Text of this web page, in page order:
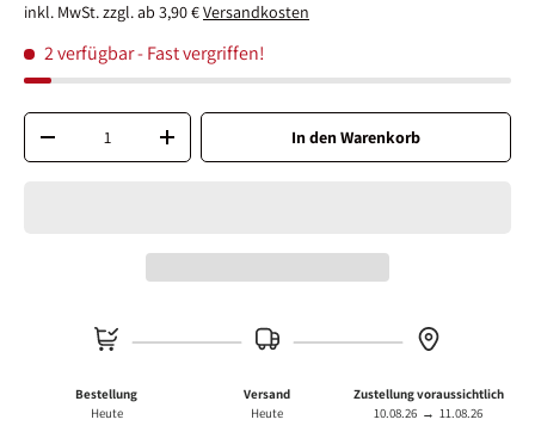
inkl. MwSt. zzgl. ab 3,90 €Versandkosten
2 verfügbar- Fast vergriffen!
Anzahl
-
+ In den Warenkorb
Bestellung
Heute
Versand
Heute
Zustellung voraussichtlich
10.08.26 → 11.08.26